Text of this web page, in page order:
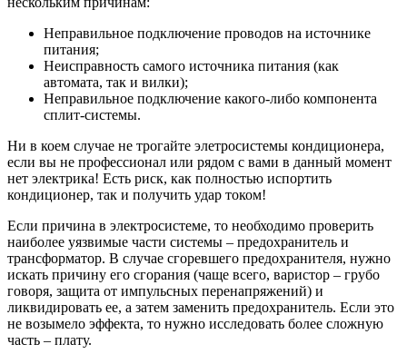
Неправильное подключение проводов на источнике
питания;
Неисправность самого источника питания (как
автомата, так и вилки);
Неправильное подключение какого-либо компонента
сплит-системы.
Ни в коем случае не трогайте элетросистемы кондиционера,
если вы не профессионал или рядом с вами в данный момент
нет электрика! Есть риск, как полностью испортить
кондиционер, так и получить удар током!
Если причина в электросистеме, то необходимо проверить
наиболее уязвимые части системы – предохранитель и
трансформатор. В случае сгоревшего предохранителя, нужно
искать причину его сгорания (чаще всего, варистор – грубо
говоря, защита от импульсных перенапряжений) и
ликвидировать ее, а затем заменить предохранитель. Если это
не возымело эффекта, то нужно исследовать более сложную
часть – плату.